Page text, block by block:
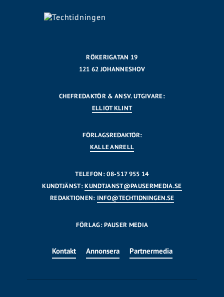
RÖKERIGATAN 19
121 62 JOHANNESHOV
CHEFREDAKTÖR & ANSV. UTGIVARE:
ELLIOT KLINT
FÖRLAGSREDAKTÖR:
KALLE ANRELL
TELEFON: 08-517 955 14
KUNDTJÄNST:KUNDTJANST@PAUSERMEDIA.SE
REDAKTIONEN: INFO@TECHTIDNINGEN.SE
FÖRLAG: PAUSER MEDIA
Kontakt Annonsera Partnermedia